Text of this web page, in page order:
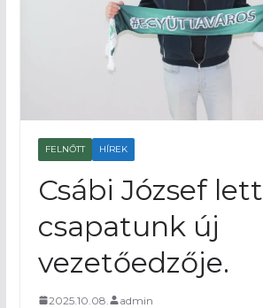
FELNŐTT HÍREK
Csábi József lett
csapatunk új
vezetőedzője.
2025.10.08. admin